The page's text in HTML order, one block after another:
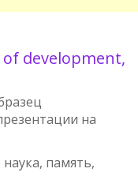
development,
на
память,